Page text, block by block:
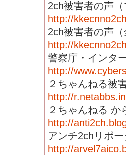
2ch被害者の声
http://
2ch被害者の声
http://
警察庁・インタ
http://
２ちゃんねる被
http://
２ちゃんねる か
http://
アンチ2chリポ
http://